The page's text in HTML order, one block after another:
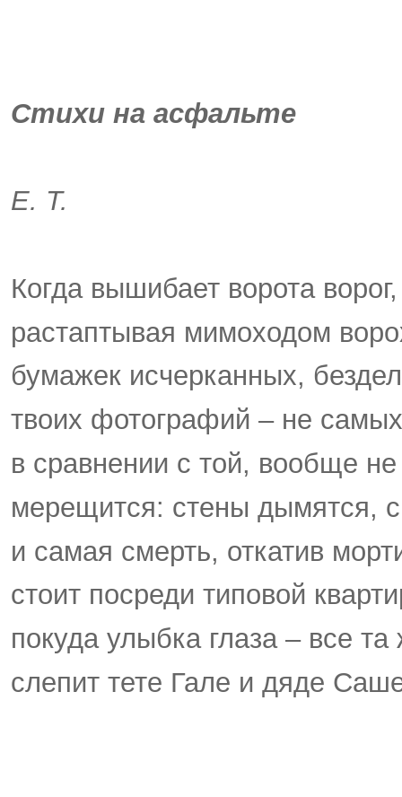
Стихи на асфальте
Е. Т.
Когда вышибает ворота ворог,
растаптывая мимоходом
бумажек исчерканных,
твоих фотографий – не
в сравнении с той, вообще
мерещится: стены дымятся,
и самая смерть, откатив
стоит посреди типовой
покуда улыбка глаза – все та
слепит тете Гале и дяде